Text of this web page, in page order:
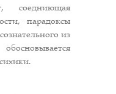
соедниющая
парадоксы
из